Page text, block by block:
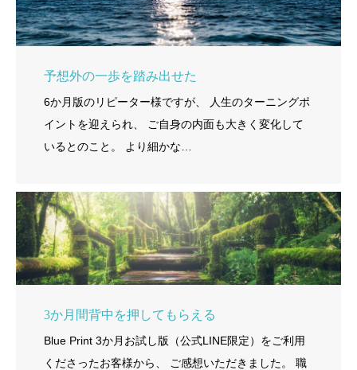
予想外の一歩を踏み出せた
6か月版のリピーター様ですが、 人生のターニングポ
イントを迎えられ、 ご自身の内面も大きく変化して
いるとのこと。 より細かな…
3か月間背中を押してもらえる
Blue Print 3か月お試し版（公式LINE限定）をご利用
くださったお客様から、 ご感想いただきました。 職